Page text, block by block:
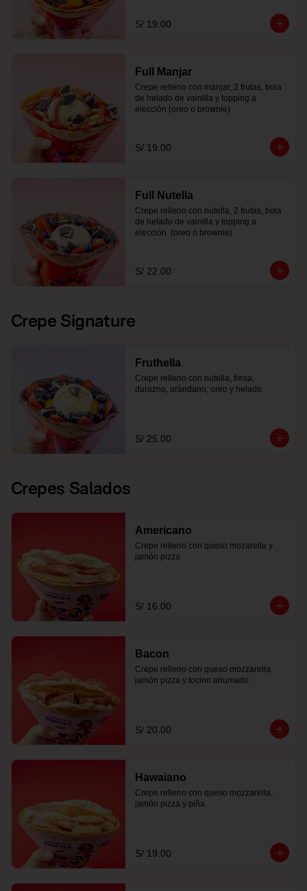
S/ 19.00
Full Manjar
Crepe relleno con manjar, 2 frutas, bola
de helado de vainilla y topping a
elección (oreo o brownie)
S/ 19.00
Full Nutella
Crepe relleno con nutella, 2 frutas, bola
de helado de vainilla y topping a
elección  (oreo o brownie)
S/ 22.00
Crepe Signature
Fruthella
Crepe relleno con nutella, fresa,
durazno, arándano, oreo y helado
S/ 25.00
Crepes Salados
Americano
Crepe relleno con queso mozarella y
jamón pizza
S/ 16.00
Bacon
Crepe relleno con queso mozzarella,
jamón pizza y tocino ahumado
S/ 20.00
Hawaiano
Crepe relleno con queso mozzarella,
jamón pizza y piña
S/ 19.00